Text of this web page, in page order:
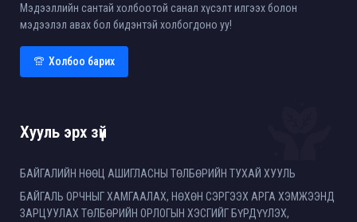
Хууль эрх зүй
БАЙГАЛИЙН НӨӨЦ АШИГЛАСНЫ ТӨЛБӨРИЙН ТУХАЙ ХУУЛЬ
БАЙГАЛЬ ОРЧНЫГ ХАМГААЛАХ, НӨХӨН СЭРГЭЭХ АРГА ХЭМЖЭЭНД
ЗАРЦУУЛАХ ТӨЛБӨРИЙН ОРЛОГЫН ХЭСГИЙГ БҮРДҮҮЛЭХ,
Мэдээллийн сантай холбоотой санал хүсэлт илгээх болон
мэдээлэл авах бол бидэнтэй холбогдоно уу!
Холбоо барих